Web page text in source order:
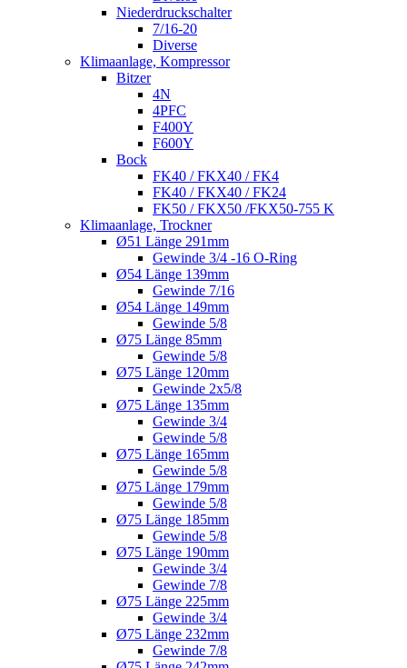
Niederdruckschalter
7/16-20
Diverse
Klimaanlage, Kompressor
Bitzer
4N
4PFC
F400Y
F600Y
Bock
FK40 / FKX40 / FK4
FK40 / FKX40 / FK24
FK50 / FKX50 /FKX50-755 K
Klimaanlage, Trockner
Ø51 Länge 291mm
Gewinde 3/4 -16 O-Ring
Ø54 Länge 139mm
Gewinde 7/16
Ø54 Länge 149mm
Gewinde 5/8
Ø75 Länge 85mm
Gewinde 5/8
Ø75 Länge 120mm
Gewinde 2x5/8
Ø75 Länge 135mm
Gewinde 3/4
Gewinde 5/8
Ø75 Länge 165mm
Gewinde 5/8
Ø75 Länge 179mm
Gewinde 5/8
Ø75 Länge 185mm
Gewinde 5/8
Ø75 Länge 190mm
Gewinde 3/4
Gewinde 7/8
Ø75 Länge 225mm
Gewinde 3/4
Ø75 Länge 232mm
Gewinde 7/8